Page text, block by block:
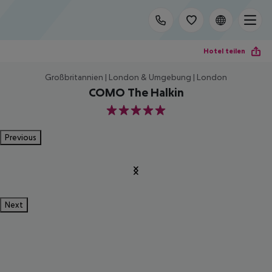
Hotel teilen
Großbritannien | London & Umgebung | London
COMO The Halkin
5
Previous
Next